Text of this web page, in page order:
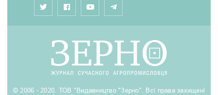
© 2006 - 2020. ТОВ "Видавництво "Зерно". Всі права захищені